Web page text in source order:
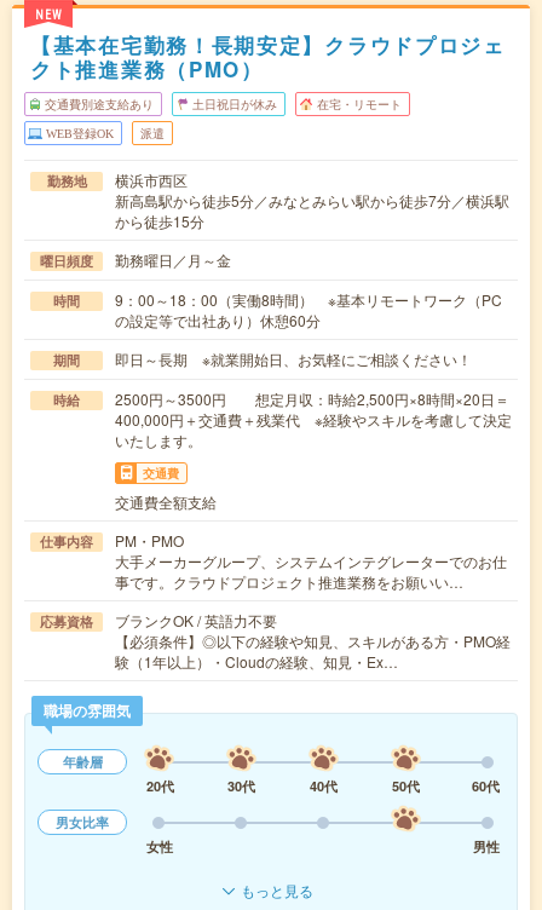
NEW
【基本在宅勤務！長期安定】クラウドプロジェ
クト推進業務（PMO）
交通費別途支給あり 土日祝日が休み 在宅・リモート
WEB登録OK 派遣
勤務地
横浜市西区
新高島駅から徒歩5分／みなとみらい駅から徒歩7分／横浜駅
から徒歩15分
曜日頻度 勤務曜日／月～金
時間
9：00～18：00（実働8時間） ※基本リモートワーク（PC
の設定等で出社あり）休憩60分
期間 即日～長期 ※就業開始日、お気軽にご相談ください！
時給
2500円～3500円 想定月収：時給2,500円×8時間×20日＝
400,000円＋交通費＋残業代 ※経験やスキルを考慮して決定
いたします。
交通費
交通費全額支給
仕事内容
PM・PMO
大手メーカーグループ、システムインテグレーターでのお仕
事です。クラウドプロジェクト推進業務をお願いい…
応募資格
ブランクOK / 英語力不要
【必須条件】◎以下の経験や知見、スキルがある方・PMO経
験（1年以上）・Cloudの経験、知見・Ex…
職場の雰囲気
年齢層
20代
30代 40代 50代
60代
男女比率
女性
男性
もっと見る